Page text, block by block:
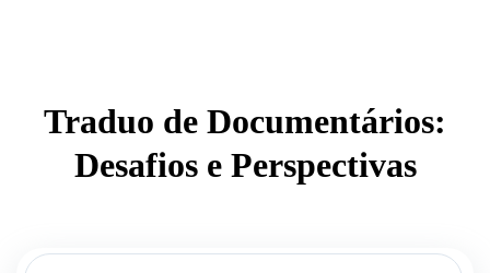
Traduo de Documentários:
Desafios e Perspectivas